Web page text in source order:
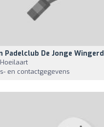
Padelclub De Jonge Wingerd
en contactgegevens